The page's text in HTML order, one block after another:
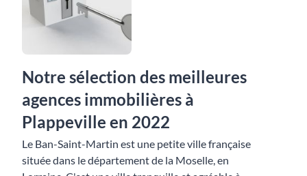
Notre sélection des meilleures
agences immobilières à
Plappeville en 2022
Le Ban-Saint-Martin est une petite ville française
située dans le département de la Moselle, en